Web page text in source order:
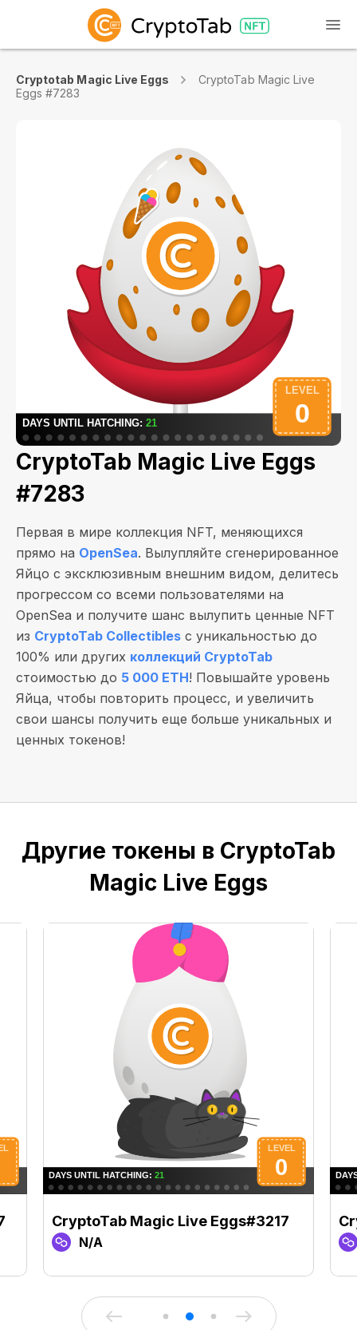
Cryptotab Magic Live Eggs
CryptoTab Magic Live
Eggs #7283
CryptoTab Magic Live Eggs
#7283
Первая в мире коллекция NFT, меняющихся
прямо на OpenSea. Вылупляйте сгенерированное
Яйцо с эксклюзивным внешним видом, делитесь
прогрессом со всеми пользователями на
OpenSea и получите шанс вылупить ценные NFT
из CryptoTab Collectibles с уникальностью до
100% или других коллекций CryptoTab
стоимостью до 5 000 ETH! Повышайте уровень
Яйца, чтобы повторить процесс, и увеличить
свои шансы получить еще больше уникальных и
ценных токенов!
Другие токены в CryptoTab
Magic Live Eggs
CryptoTab Magic Live Eggs#3217
N/A